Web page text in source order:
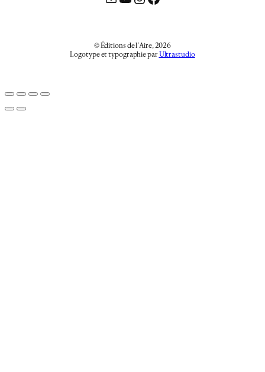
© Éditions de l’Aire, 2026
Logotype et typographie par Ultrastudio